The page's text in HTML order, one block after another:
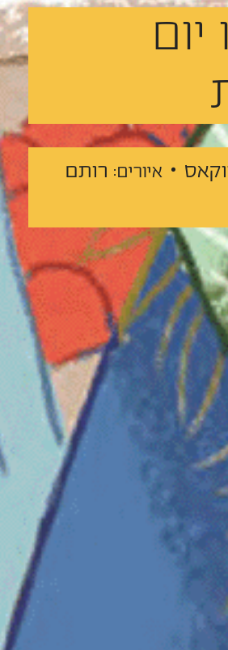
יום
• איורים: רותם